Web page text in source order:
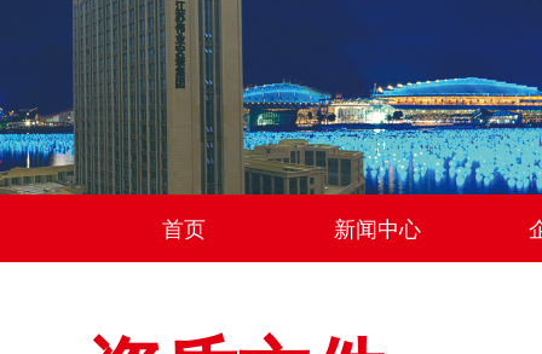
首页 新闻中心